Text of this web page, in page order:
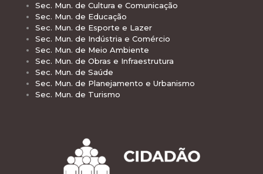
Sec. Mun. de Cultura e Comunicação
Sec. Mun. de Educação
Sec. Mun. de Esporte e Lazer
Sec. Mun. de Indústria e Comércio
Sec. Mun. de Meio Ambiente
Sec. Mun. de Obras e Infraestrutura
Sec. Mun. de Saúde
Sec. Mun. de Planejamento e Urbanismo
Sec. Mun. de Turismo